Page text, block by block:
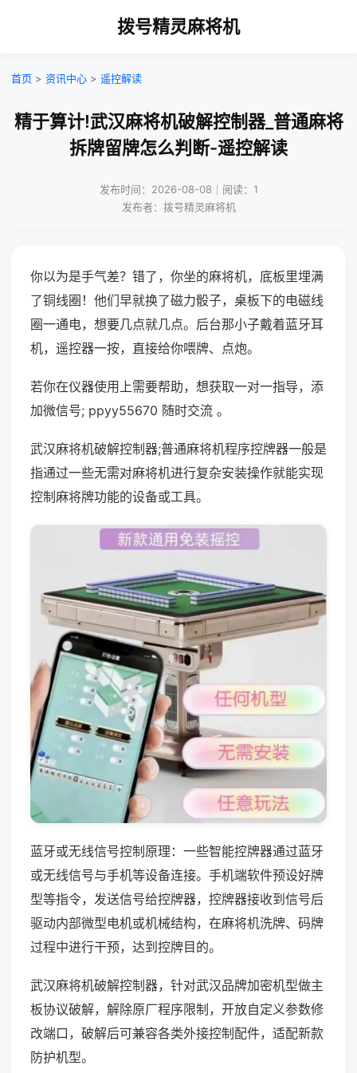
拨号精灵麻将机
首页 > 资讯中心 > 遥控解读
精于算计!武汉麻将机破解控制器_普通麻将
拆牌留牌怎么判断-遥控解读
发布时间：2026-08-08｜阅读：1
发布者：拨号精灵麻将机
你以为是手气差？错了，你坐的麻将机，底板里埋满
了铜线圈！他们早就换了磁力骰子，桌板下的电磁线
圈一通电，想要几点就几点。后台那小子戴着蓝牙耳
机，遥控器一按，直接给你喂牌、点炮。
若你在仪器使用上需要帮助，想获取一对一指导，添
加微信号; ppyy55670 随时交流 。
武汉麻将机破解控制器;普通麻将机程序控牌器一般是
指通过一些无需对麻将机进行复杂安装操作就能实现
控制麻将牌功能的设备或工具。
蓝牙或无线信号控制原理：一些智能控牌器通过蓝牙
或无线信号与手机等设备连接。手机端软件预设好牌
型等指令，发送信号给控牌器，控牌器接收到信号后
驱动内部微型电机或机械结构，在麻将机洗牌、码牌
过程中进行干预，达到控牌目的。
武汉麻将机破解控制器，针对武汉品牌加密机型做主
板协议破解，解除原厂程序限制，开放自定义参数修
改端口，破解后可兼容各类外接控制配件，适配新款
防护机型。